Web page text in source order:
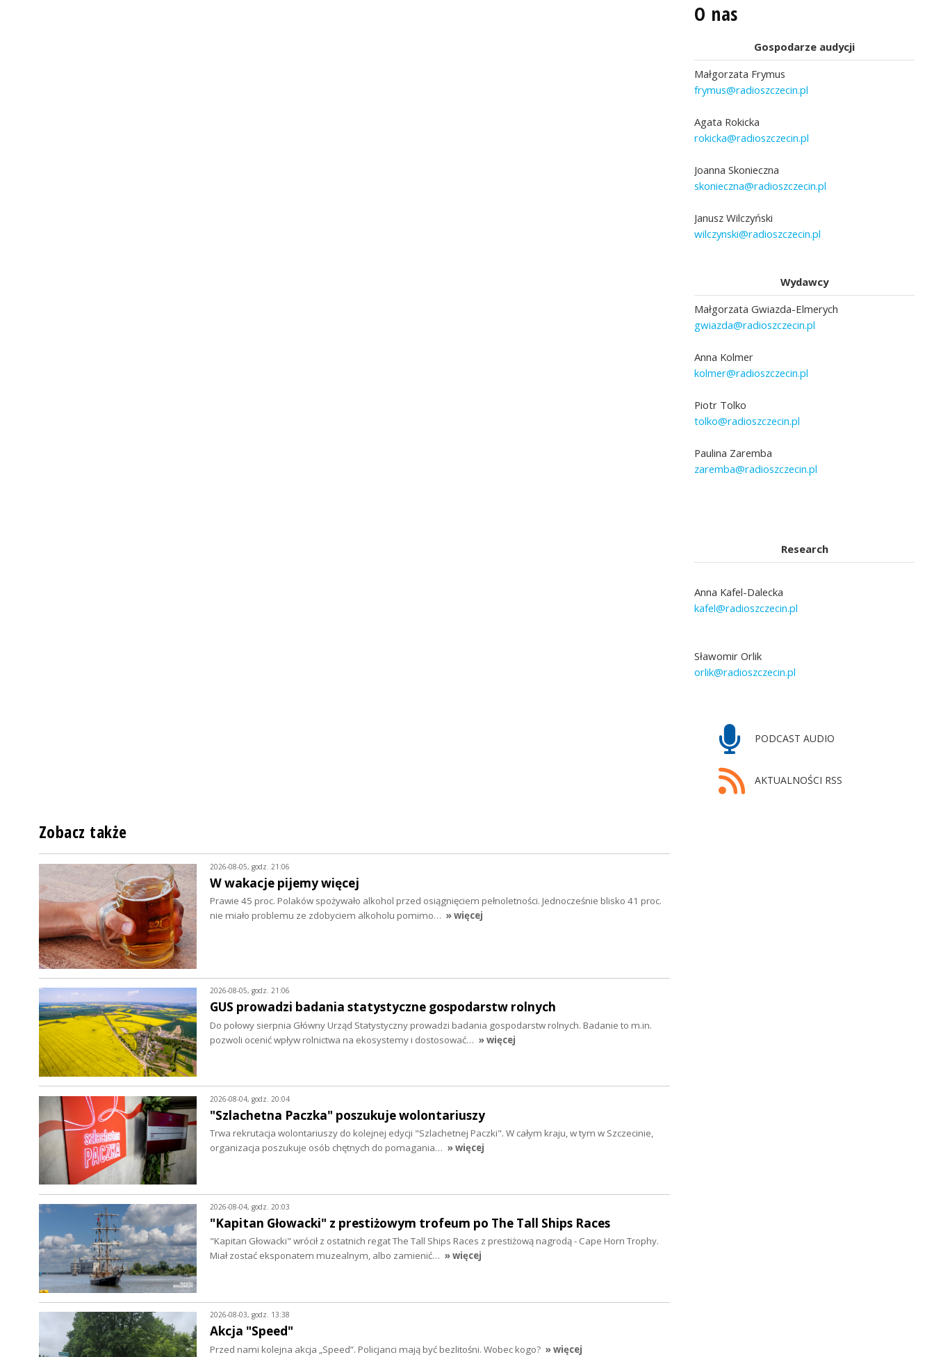
O nas
Gospodarze audycji
Małgorzata Frymus
frymus@radioszczecin.pl
Agata Rokicka
rokicka@radioszczecin.pl
Joanna Skonieczna
skonieczna@radioszczecin.pl
Janusz Wilczyński
wilczynski@radioszczecin.pl
Wydawcy
Małgorzata Gwiazda-Elmerych
gwiazda@radioszczecin.pl
Anna Kolmer
kolmer@radioszczecin.pl
Piotr Tolko
tolko@radioszczecin.pl
Paulina Zaremba
zaremba@radioszczecin.pl
Research
Anna Kafel-Dalecka
kafel@radioszczecin.pl
Sławomir Orlik
orlik@radioszczecin.pl
PODCAST AUDIO
AKTUALNOŚCI RSS
Zobacz także
2026-08-05, godz. 21:06
W wakacje pijemy więcej
Prawie 45 proc. Polaków spożywało alkohol przed osiągnięciem pełnoletności. Jednocześnie blisko 41 proc.
nie miało problemu ze zdobyciem alkoholu pomimo… » więcej
2026-08-05, godz. 21:06
GUS prowadzi badania statystyczne gospodarstw rolnych
Do połowy sierpnia Główny Urząd Statystyczny prowadzi badania gospodarstw rolnych. Badanie to m.in.
pozwoli ocenić wpływ rolnictwa na ekosystemy i dostosować… » więcej
2026-08-04, godz. 20:04
"Szlachetna Paczka" poszukuje wolontariuszy
Trwa rekrutacja wolontariuszy do kolejnej edycji "Szlachetnej Paczki". W całym kraju, w tym w Szczecinie,
organizacja poszukuje osób chętnych do pomagania… » więcej
2026-08-04, godz. 20:03
"Kapitan Głowacki" z prestiżowym trofeum po The Tall Ships Races
"Kapitan Głowacki" wrócił z ostatnich regat The Tall Ships Races z prestiżową nagrodą - Cape Horn Trophy.
Miał zostać eksponatem muzealnym, albo zamienić… » więcej
2026-08-03, godz. 13:38
Akcja "Speed"
Przed nami kolejna akcja „Speed”. Policjanci mają być bezlitośni. Wobec kogo? » więcej